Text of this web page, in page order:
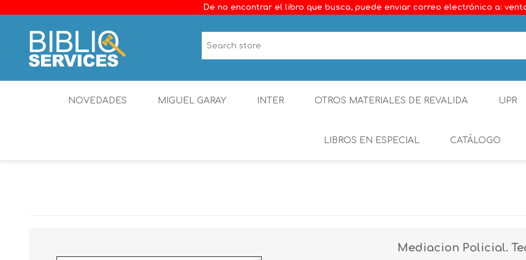
De no encontrar el libro que busca, puede enviar correo electrónico a:
NOVEDADES MIGUEL GARAY INTER OTROS MATERIALES DE REVALIDA UPR
LIBROS EN ESPECIAL CATÁLOGO
Derecho
Mediacion Policial.